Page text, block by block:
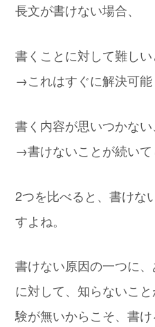
長文が書けない場合、
書くことに対して難し
→これはすぐに解決可能
書く内容が思いつかな
→書けないことが続いて
2つを比べると、書けな
すよね。
書けない原因の一つに
に対して、知らないこ
験が無いからこそ、書